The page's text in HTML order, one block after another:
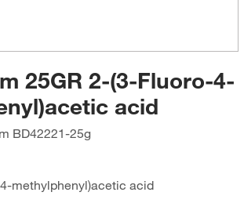
25GR 2-(3-Fluoro-4-
acid
BD42221-25g
methylphenyl)acetic acid